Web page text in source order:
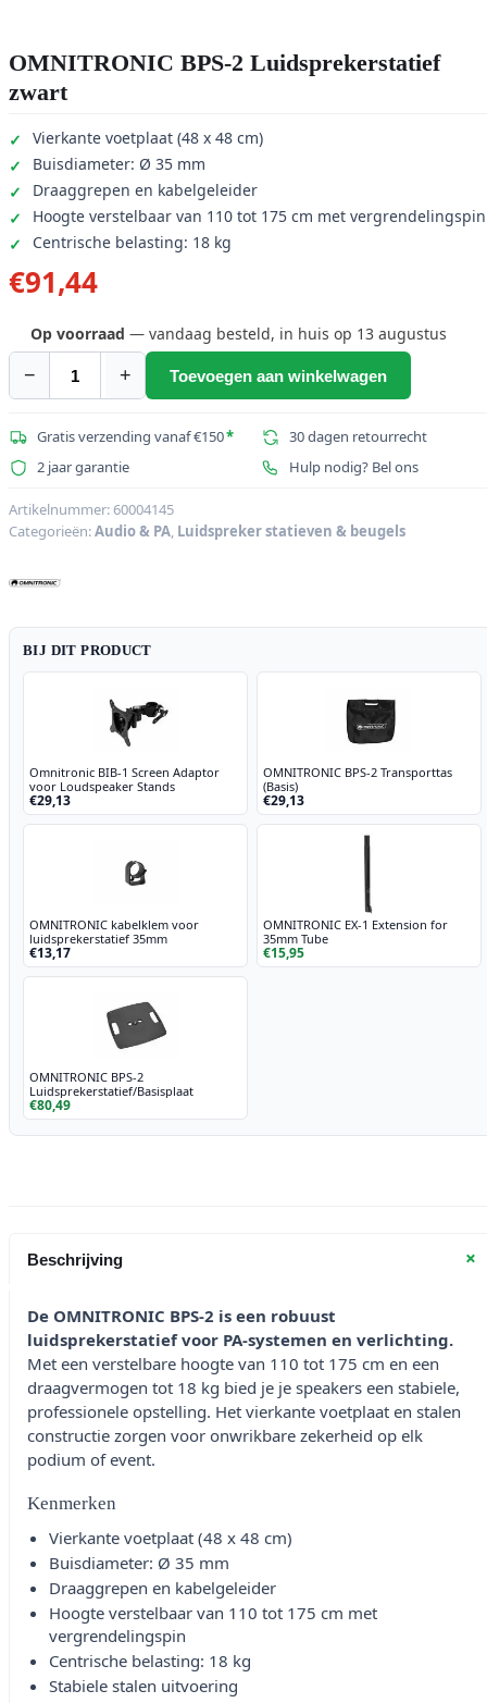
OMNITRONIC BPS-2 Luidsprekerstatief
zwart
Vierkante voetplaat (48 x 48 cm)
Buisdiameter: Ø 35 mm
Draaggrepen en kabelgeleider
Hoogte verstelbaar van 110 tot 175 cm met vergrendelingspin
Centrische belasting: 18 kg
€91,44
Op voorraad — vandaag besteld, in huis op 13 augustus
−
OMNITRONIC
2
Luidsprekerstatief
aantal
+ Toevoegen aan winkelwagen
Gratis verzending vanaf €150*
30 dagen retourrecht
2 jaar garantie
Hulp nodig? Bel ons
Artikelnummer:60004145
Categorieën:Audio & PA, Luidspreker statieven & beugels
BIJ DIT PRODUCT
Omnitronic BIB-1 Screen Adaptor
voor Loudspeaker Stands
€29,13
OMNITRONIC BPS-2 Transporttas
(Basis)
€29,13
OMNITRONIC kabelklem voor
luidsprekerstatief 35mm
€13,17
OMNITRONIC EX-1 Extension for
35mm Tube
€15,95
OMNITRONIC BPS-2
Luidsprekerstatief/Basisplaat
€80,49
Beschrijving +
De OMNITRONIC BPS-2 is een robuust
luidsprekerstatief voor PA-systemen en verlichting.
Met een verstelbare hoogte van 110 tot 175 cm en een
draagvermogen tot 18 kg bied je je speakers een stabiele,
professionele opstelling. Het vierkante voetplaat en stalen
constructie zorgen voor onwrikbare zekerheid op elk
podium of event.
Kenmerken
Vierkante voetplaat (48 x 48 cm)
Buisdiameter: Ø 35 mm
Draaggrepen en kabelgeleider
Hoogte verstelbaar van 110 tot 175 cm met
vergrendelingspin
Centrische belasting: 18 kg
Stabiele stalen uitvoering